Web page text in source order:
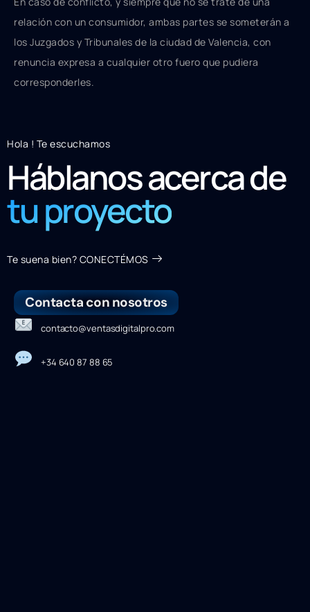
relación con un consumidor, ambas partes se someterán a
los Juzgados y Tribunales de la ciudad de Valencia, con
renuncia expresa a cualquier otro fuero que pudiera
corresponderles.
Hola ! Te escuchamos
Háblanos acerca de
tu proyecto
Te suena bien? CONECTÉMOS
Contacta con nosotros
contacto@ventasdigitalpro.com
+34 640 87 88 65